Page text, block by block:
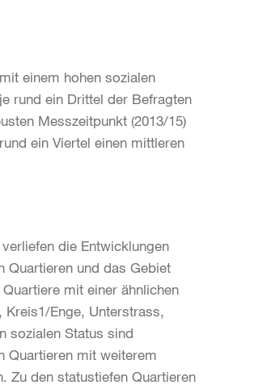
einem hohen sozialen
rund ein Drittel der Befragten
Messzeitpunkt (2013/15)
ein Viertel einen mittleren
die Entwicklungen
Quartieren und das Gebiet
mit einer ähnlichen
Enge, Unterstrass,
sozialen Status sind
Quartieren mit weiterem
Zu den statustiefen Quartieren